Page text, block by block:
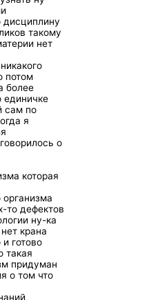
дисциплину
такому
нет
потом
более
единичке
сам по
я
о
которая
то дефектов
ну-ка
крана
готово
такая
придуман
о том что